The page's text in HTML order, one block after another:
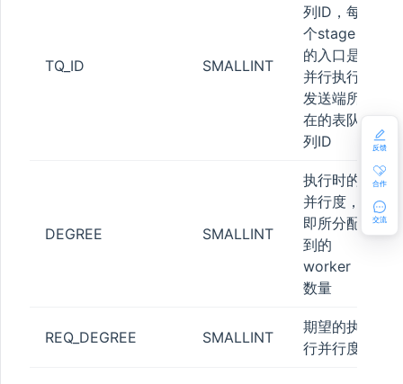
TQ_ID SMALLINT
列ID，每
个stage
的入口是
并行执行
发送端所
在的表队
列ID
DEGREE SMALLINT
执行时的
并行度，
即所分配
到的
worker
数量
REQ_DEGREE SMALLINT
期望的执
行并行度
反馈
合作
交流